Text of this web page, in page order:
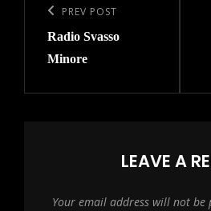
navigation
Previous
Post
PREV POST
Radio Svasso
Minore
LEAVE A
Your email address will not be